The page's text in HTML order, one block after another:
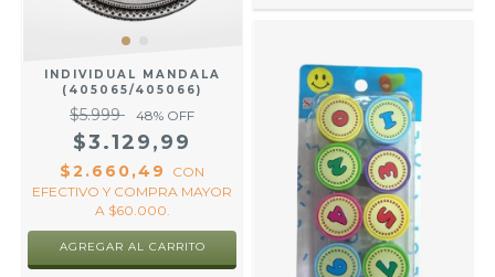
INDIVIDUAL MANDALA
(405065/405066)
$5.999 48% OFF
$3.129,99
$2.660,49
CON
EFECTIVO Y COMPRA MAYOR
A $60.000.
AGREGAR AL CARRITO